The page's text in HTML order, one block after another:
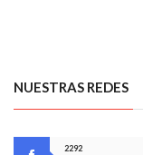
NUESTRAS REDES
2292